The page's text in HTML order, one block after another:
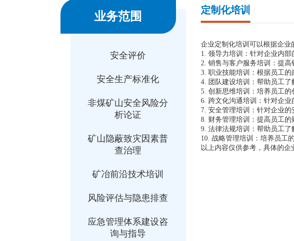
业务范围
安全评价
安全生产标准化
非煤矿山安全风险分
析论证
矿山隐蔽致灾因素普
查治理
矿冶前沿技术培训
风险评估与隐患排查
应急管理体系建设咨
询与指导
定制化培训
企业定制化培训可以根据企业
1
领导力培训：针对企业内部
2 销售与客户服务培训：提高
3. 职业技能培训：根据员工的
4.
团队建设培训：帮助员工
5. 创新思维培训：培养员工的
6. 跨文化沟通培训：针对企业
7. 安全管理培训：针对企业的
8. 财务管理培训：提高员工的
9. 法律法规培训：帮助员工了
1 0. 战略管理培训：培养员工
以上内容仅供参考，具体的企